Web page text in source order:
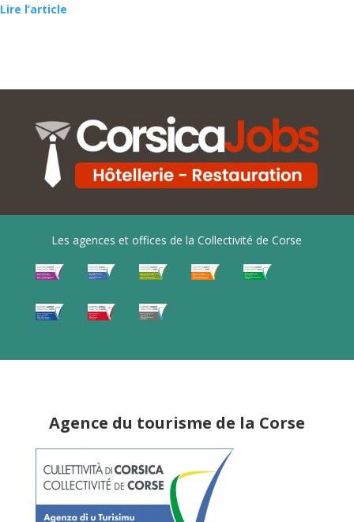
Lire l’article
Les agences et offices de la Collectivité de Corse
Agence du tourisme de la Corse